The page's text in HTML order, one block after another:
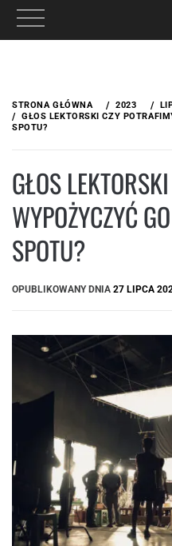
treści
STRONA GŁÓWNA 2023
GŁOS LEKTORSKI CZY
SPOTU?
GŁOS
WYPOŻYCZYĆ
SPOTU?
OPUBLIKOWANY DNIA 27 LIPCA